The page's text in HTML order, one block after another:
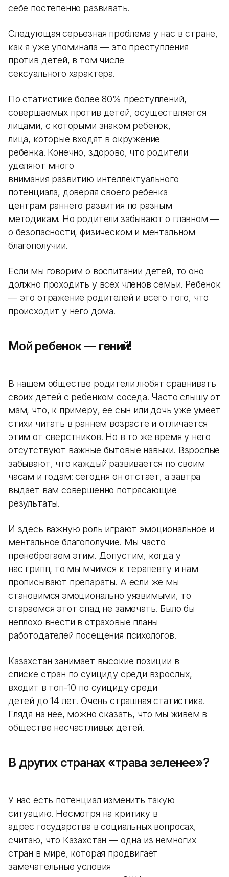
себе постепенно развивать.
Следующая серьезная проблема у нас в стране,
как я уже упоминала — это преступления
против детей, в том числе
сексуального характера.
По статистике более 80% преступлений,
совершаемых против детей, осуществляется
лицами, с которыми знаком ребенок,
лица, которые входят в окружение
ребенка. Конечно, здорово, что родители
уделяют много
внимания развитию интеллектуального
потенциала, доверяя своего ребенка
центрам раннего развития по разным
методикам. Но родители забывают о главном —
о безопасности, физическом и ментальном
благополучии.
Если мы говорим о воспитании детей, то оно
должно проходить у всех членов семьи. Ребенок
— это отражение родителей и всего того, что
происходит у него дома.
Мой ребенок — гений!
В нашем обществе родители любят сравнивать
своих детей с ребенком соседа. Часто слышу от
мам, что, к примеру, ее сын или дочь уже умеет
стихи читать в раннем возрасте и отличается
этим от сверстников. Но в то же время у него
отсутствуют важные бытовые навыки. Взрослые
забывают, что каждый развивается по своим
часам и годам: сегодня он отстает, а завтра
выдает вам совершенно потрясающие
результаты.
И здесь важную роль играют эмоциональное и
ментальное благополучие. Мы часто
пренебрегаем этим. Допустим, когда у
нас грипп, то мы мчимся к терапевту и нам
прописывают препараты. А если же мы
становимся эмоционально уязвимыми, то
стараемся этот спад не замечать. Было бы
неплохо внести в страховые планы
работодателей посещения психологов.
Казахстан занимает высокие позиции в
списке стран по суициду среди взрослых,
входит в топ-10 по суициду среди
детей до 14 лет. Очень страшная статистика.
Глядя на нее, можно сказать, что мы живем в
обществе несчастливых детей.
В других странах «трава зеленее»?
У нас есть потенциал изменить такую
ситуацию. Несмотря на критику в
адрес государства в социальных вопросах,
считаю, что Казахстан — одна из немногих
стран в мире, которая продвигает
замечательные условия